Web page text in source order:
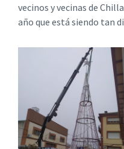
vecinos y vecinas de
año que está siendo tan